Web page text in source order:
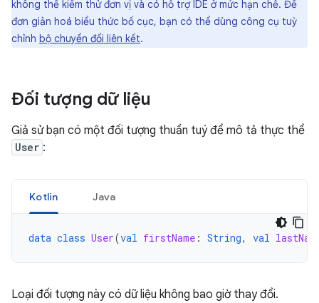
không thể kiểm thử đơn vị và có hỗ trợ IDE ở mức hạn chế. Để
đơn giản hoá biểu thức bố cục, bạn có thể dùng công cụ tuỳ
chỉnh bộ chuyển đổi liên kết.
Đối tượng dữ liệu
Giả sử bạn có một đối tượng thuần tuý để mô tả thực thể
User :
Kotlin Java
data class User(val firstName : String, val
Loại đối tượng này có dữ liệu không bao giờ thay đổi.